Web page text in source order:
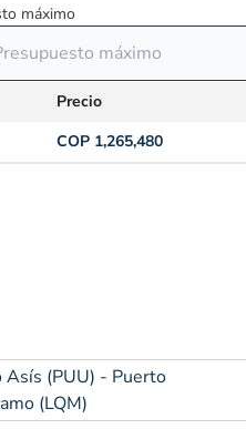
máximo
Precio
COP 1,265,480
Asís (PUU) - Puerto
(LQM)